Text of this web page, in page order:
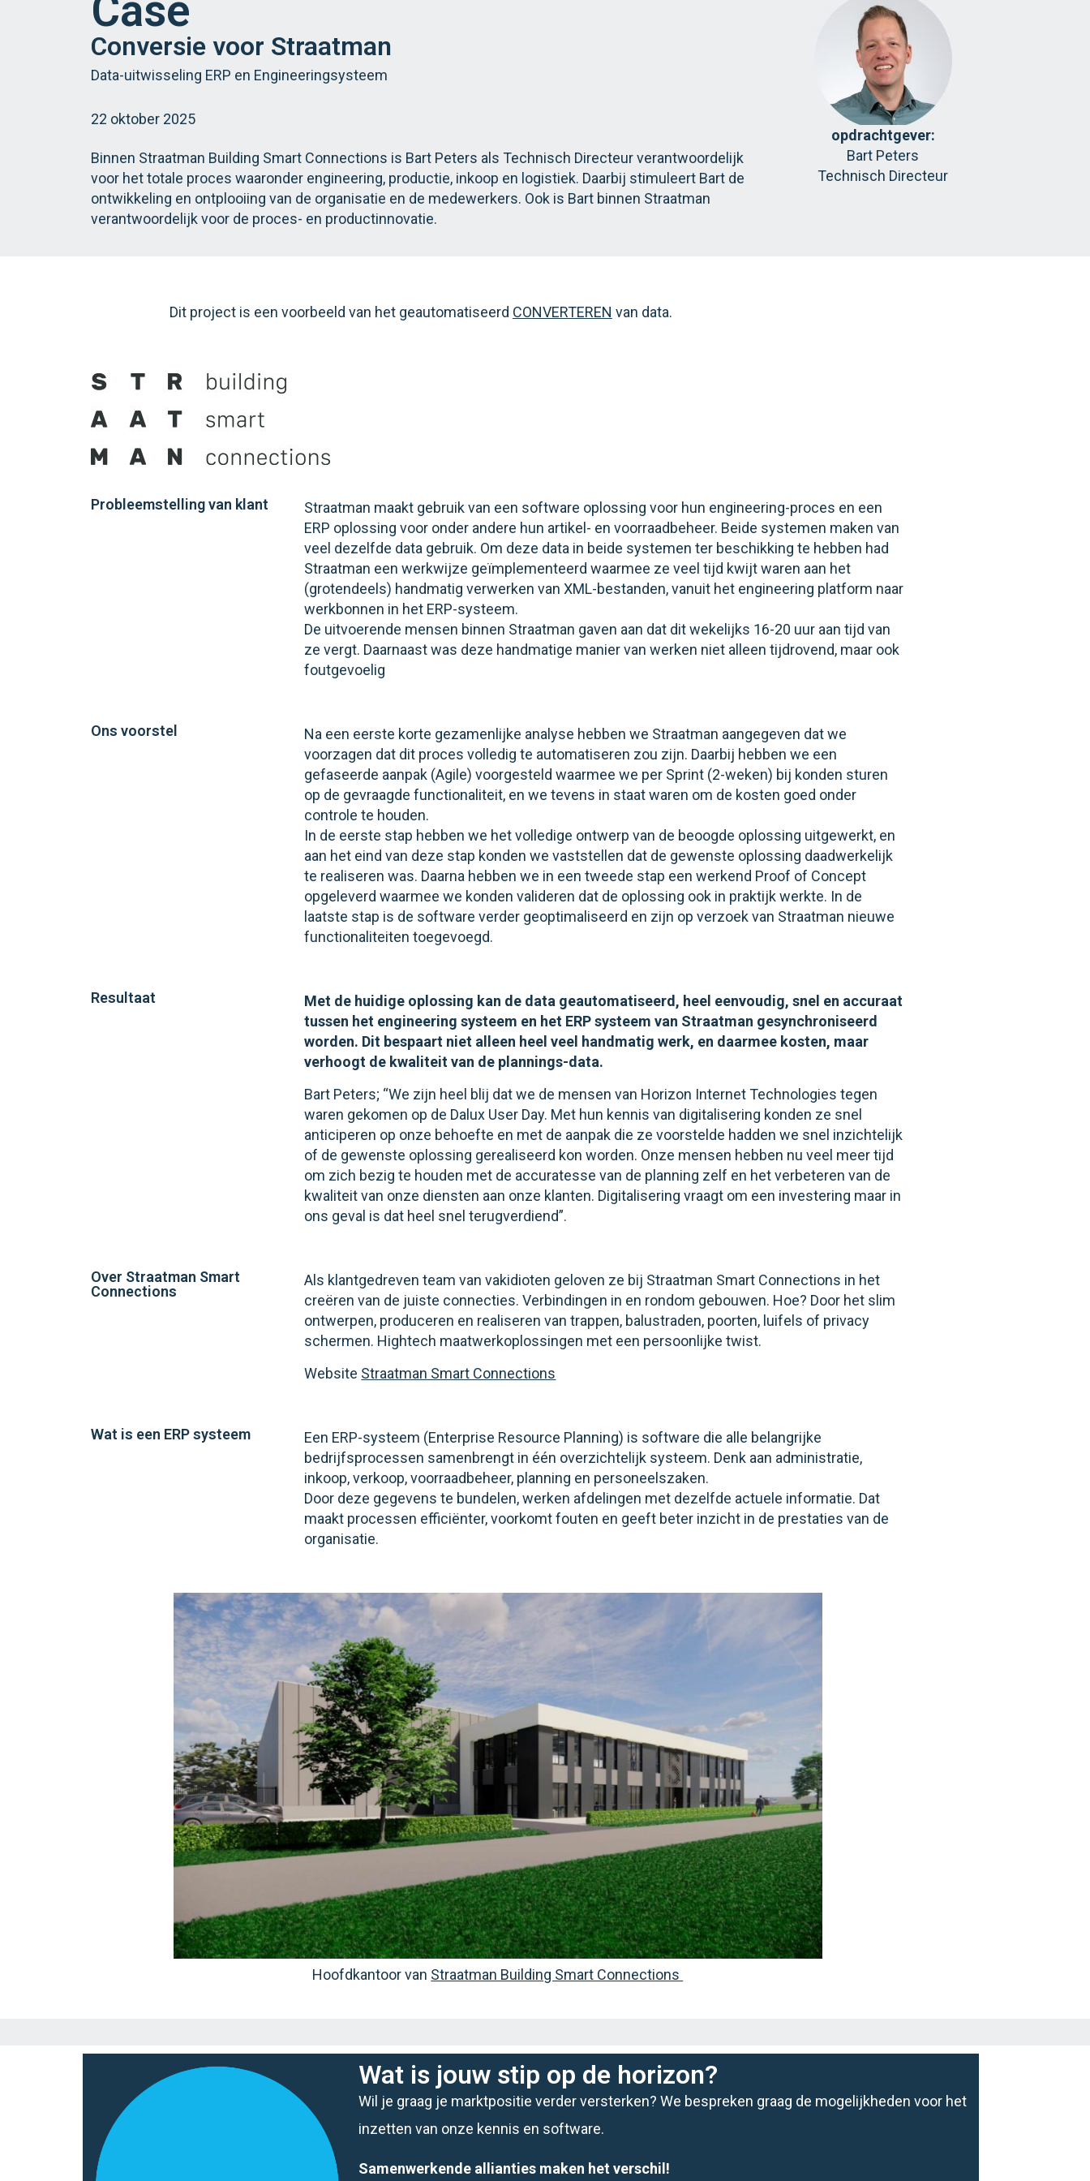
Case
Conversie voor Straatman
Data-uitwisseling ERP en Engineeringsysteem
22 oktober 2025
Binnen Straatman Building Smart Connections is Bart Peters als Technisch Directeur verantwoordelijk
voor het totale proces waaronder engineering, productie, inkoop en logistiek. Daarbij stimuleert Bart de
ontwikkeling en ontplooiing van de organisatie en de medewerkers. Ook is Bart binnen Straatman
verantwoordelijk voor de proces- en productinnovatie.
opdrachtgever:
Bart Peters
Technisch Directeur
Dit project is een voorbeeld van het geautomatiseerd CONVERTEREN van data.
Probleemstelling van klant
Straatman maakt gebruik van een software oplossing voor hun engineering-proces en een
ERP oplossing voor onder andere hun artikel- en voorraadbeheer. Beide systemen maken van
veel dezelfde data gebruik. Om deze data in beide systemen ter beschikking te hebben had
Straatman een werkwijze geïmplementeerd waarmee ze veel tijd kwijt waren aan het
(grotendeels) handmatig verwerken van XML-bestanden, vanuit het engineering platform naar
werkbonnen in het ERP-systeem.
De uitvoerende mensen binnen Straatman gaven aan dat dit wekelijks 16-20 uur aan tijd van
ze vergt. Daarnaast was deze handmatige manier van werken niet alleen tijdrovend, maar ook
foutgevoelig
Ons voorstel
Na een eerste korte gezamenlijke analyse hebben we Straatman aangegeven dat we
voorzagen dat dit proces volledig te automatiseren zou zijn. Daarbij hebben we een
gefaseerde aanpak (Agile) voorgesteld waarmee we per Sprint (2-weken) bij konden sturen
op de gevraagde functionaliteit, en we tevens in staat waren om de kosten goed onder
controle te houden.
In de eerste stap hebben we het volledige ontwerp van de beoogde oplossing uitgewerkt, en
aan het eind van deze stap konden we vaststellen dat de gewenste oplossing daadwerkelijk
te realiseren was. Daarna hebben we in een tweede stap een werkend Proof of Concept
opgeleverd waarmee we konden valideren dat de oplossing ook in praktijk werkte. In de
laatste stap is de software verder geoptimaliseerd en zijn op verzoek van Straatman nieuwe
functionaliteiten toegevoegd.
Resultaat
Met de huidige oplossing kan de data geautomatiseerd, heel eenvoudig, snel en accuraat
tussen het engineering systeem en het ERP systeem van Straatman gesynchroniseerd
worden. Dit bespaart niet alleen heel veel handmatig werk, en daarmee kosten, maar
verhoogt de kwaliteit van de plannings-data.
Bart Peters; “We zijn heel blij dat we de mensen van Horizon Internet Technologies tegen
waren gekomen op de Dalux User Day. Met hun kennis van digitalisering konden ze snel
anticiperen op onze behoefte en met de aanpak die ze voorstelde hadden we snel inzichtelijk
of de gewenste oplossing gerealiseerd kon worden. Onze mensen hebben nu veel meer tijd
om zich bezig te houden met de accuratesse van de planning zelf en het verbeteren van de
kwaliteit van onze diensten aan onze klanten. Digitalisering vraagt om een investering maar in
ons geval is dat heel snel terugverdiend”.
Over Straatman Smart
Connections
Als klantgedreven team van vakidioten geloven ze bij Straatman Smart Connections in het
creëren van de juiste connecties. Verbindingen in en rondom gebouwen. Hoe? Door het slim
ontwerpen, produceren en realiseren van trappen, balustraden, poorten, luifels of privacy
schermen. Hightech maatwerkoplossingen met een persoonlijke twist.
Website Straatman Smart Connections
Wat is een ERP systeem
Een ERP-systeem (Enterprise Resource Planning) is software die alle belangrijke
bedrijfsprocessen samenbrengt in één overzichtelijk systeem. Denk aan administratie,
inkoop, verkoop, voorraadbeheer, planning en personeelszaken.
Door deze gegevens te bundelen, werken afdelingen met dezelfde actuele informatie. Dat
maakt processen efficiënter, voorkomt fouten en geeft beter inzicht in de prestaties van de
organisatie.
Hoofdkantoor van Straatman Building Smart Connections
Wat is jouw stip op de horizon?
Wil je graag je marktpositie verder versterken? We bespreken graag de mogelijkheden voor het
inzetten van onze kennis en software.
Samenwerkende allianties maken het verschil!